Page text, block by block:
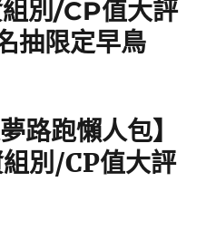
別/CP值大評
抽限定早鳥
路跑懶人包】
別/CP值大評